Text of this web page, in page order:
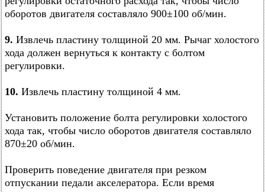
оборотов двигателя составляло 900±100 об/мин.
9. Извлечь пластину толщиной 20 мм. Рычаг холостого
хода должен вернуться к контакту с болтом
регулировки.
10. Извлечь пластину толщиной 4 мм.
Установить положение болта регулировки холостого
хода так, чтобы число оборотов двигателя составляло
870±20 об/мин.
Проверить поведение двигателя при резком
отпускании педали акселератора. Если время